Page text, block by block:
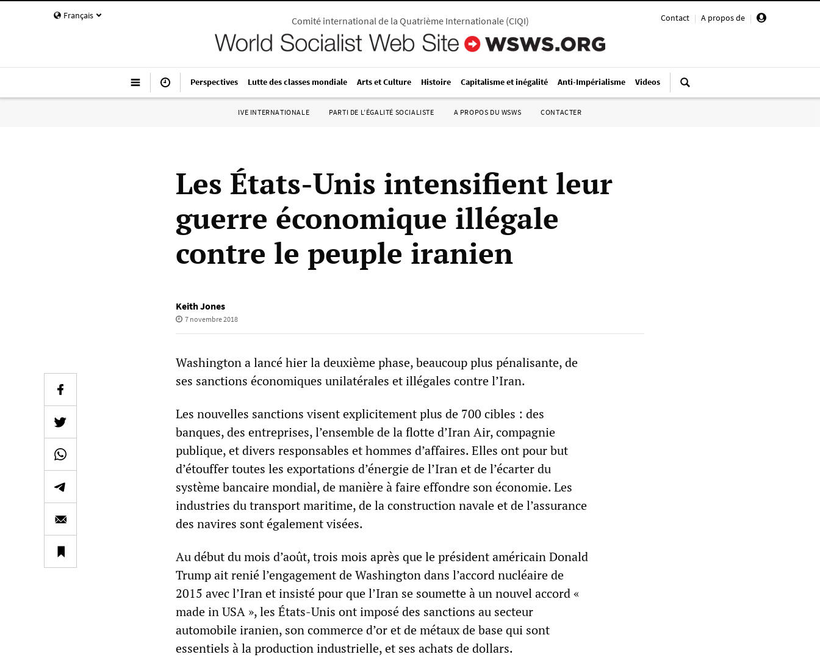
Français Contact | A propos de |
Comité international de la Quatrième Internationale(CIQI)
Perspectives Lutte des classes mondiale Arts et Culture Histoire Capitalisme et inégalité Anti-Impérialisme Videos
IVE INTERNATIONALE PARTI DE L’ÉGALITÉ SOCIALISTE A PROPOS DU WSWS CONTACTER
Les États-Unis intensifient leur
guerre économique illégale
contre le peuple iranien
Keith Jones
7 novembre 2018
Washington a lancé hier la deuxième phase, beaucoup plus pénalisante, de
ses sanctions économiques unilatérales et illégales contre l’Iran.
Les nouvelles sanctions visent explicitement plus de 700 cibles : des
banques, des entreprises, l’ensemble de la flotte d’Iran Air, compagnie
publique, et divers responsables et hommes d’affaires. Elles ont pour but
d’étouffer toutes les exportations d’énergie de l’Iran et de l’écarter du
système bancaire mondial, de manière à faire effondre son économie. Les
industries du transport maritime, de la construction navale et de l’assurance
des navires sont également visées.
Au début du mois d’août, trois mois après que le président américain Donald
Trump ait renié l’engagement de Washington dans l’accord nucléaire de
2015 avec l’Iran et insisté pour que l’Iran se soumette à un nouvel accord «
made in USA », les États-Unis ont imposé des sanctions au secteur
automobile iranien, son commerce d’or et de métaux de base qui sont
essentiels à la production industrielle, et ses achats de dollars.